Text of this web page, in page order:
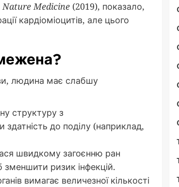
Nature Medicine (2019), показало,
кардіоміоцитів, але цього
людина має слабшу
структуру з
здатність до поділу (наприклад,
швидкому загоєнню ран
ризик інфекцій.
вимагає величезної кількості